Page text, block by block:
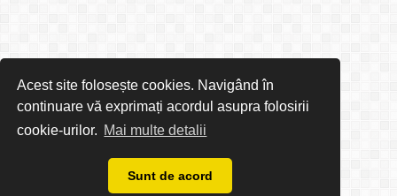
Acest site folosește cookies. Navigând în
continuare vă exprimați acordul asupra folosirii
cookie-urilor. Mai multe detalii
Sunt de acord